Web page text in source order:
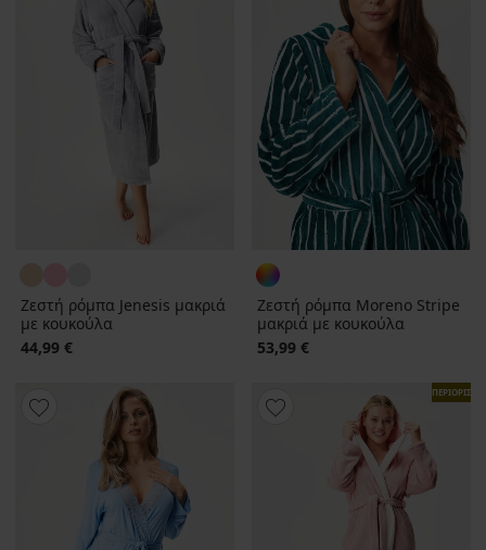
Ζεστή ρόμπα Jenesis μακριά
με κουκούλα
44,99 €
Ζεστή ρόμπα Moreno Stripe
μακριά με κουκούλα
53,99 €